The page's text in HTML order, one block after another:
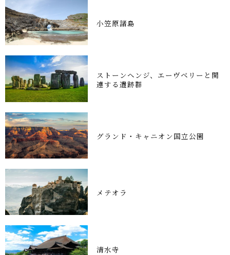
小笠原諸島
ストーンヘンジ、エーヴベリーと関
連する遺跡群
グランド・キャニオン国立公園
メテオラ
清水寺